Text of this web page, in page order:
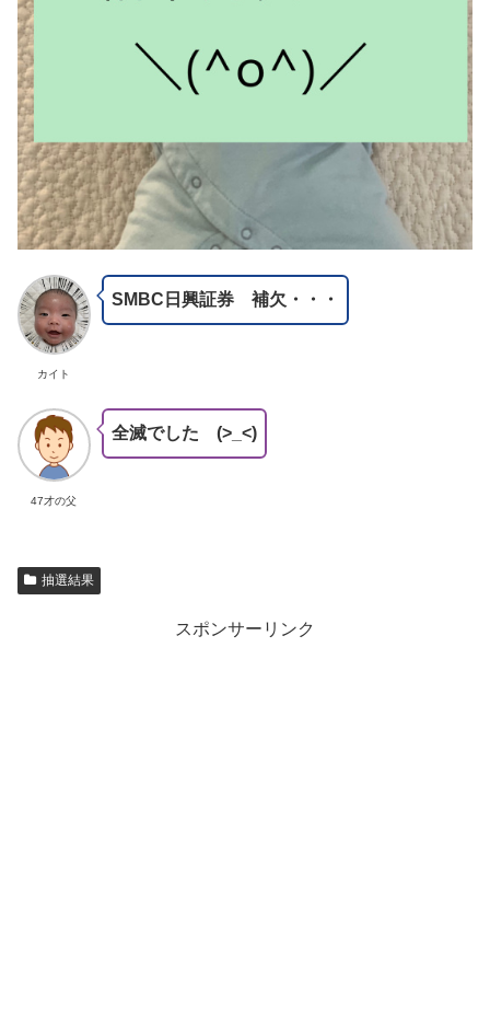
カイト
SMBC日興証券 補欠・・・
47才の父
全滅でした (>_<)
抽選結果
スポンサーリンク